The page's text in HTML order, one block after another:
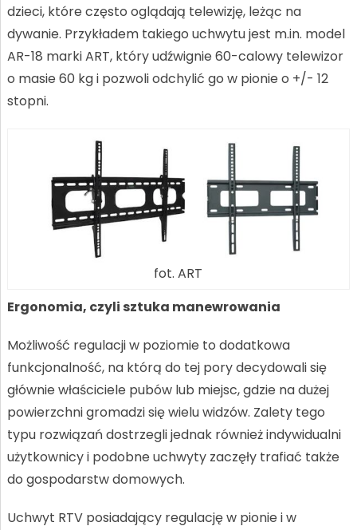
dzieci, które często oglądają telewizję, leżąc na
dywanie. Przykładem takiego uchwytu jest m.in. model
AR-18 marki ART, który udźwignie 60-calowy telewizor
o masie 60 kg i pozwoli odchylić go w pionie o +/- 12
stopni.
fot. ART
Ergonomia, czyli sztuka manewrowania
Możliwość regulacji w poziomie to dodatkowa
funkcjonalność, na którą do tej pory decydowali się
głównie właściciele pubów lub miejsc, gdzie na dużej
powierzchni gromadzi się wielu widzów. Zalety tego
typu rozwiązań dostrzegli jednak również indywidualni
użytkownicy i podobne uchwyty zaczęły trafiać także
do gospodarstw domowych.
Uchwyt RTV posiadający regulację w pionie i w